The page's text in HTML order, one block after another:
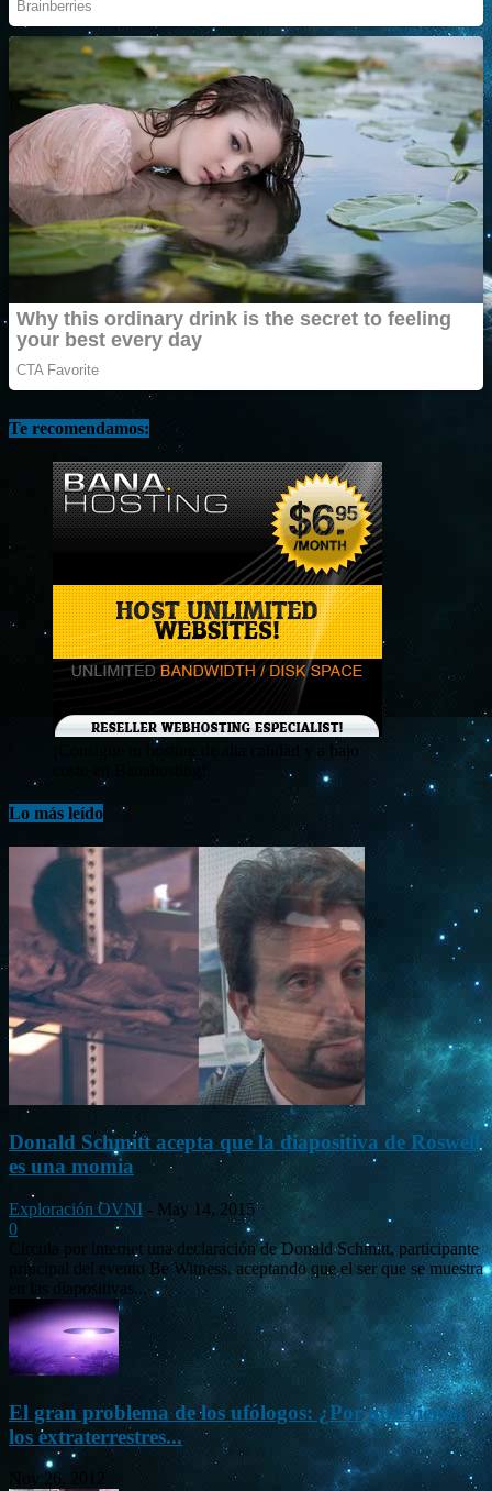
Te recomendamos:
¡Consigue tu hosting de alta calidad y a bajo
Lo más leído
Donald Schmitt acepta que la diapositiva de Roswell
es una momia
Exploración OVNI - May 14, 2015
0
Circula por internet una declaración de Donald Schmitt, participante
principal del evento Be Witness, aceptando que el ser que se muestra
en las diapositivas...
El gran problema de los ufólogos: ¿Por qué vienen
los extraterrestres...
Nov 26, 2012